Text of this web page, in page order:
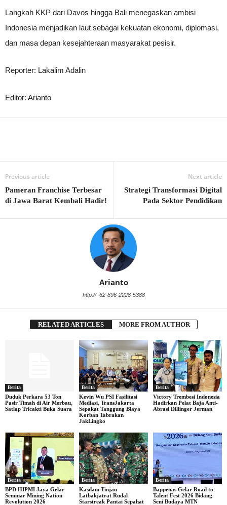
Langkah KKP dari Davos hingga Bali menegaskan ambisi
Indonesia menjadikan laut sebagai kekuatan ekonomi, diplomasi,
dan masa depan kesejahteraan masyarakat pesisir.
Reporter: Lakalim Adalin
Editor: Arianto
Previous article
Pameran Franchise Terbesar
di Jawa Barat Kembali Hadir!
Next article
Strategi Transformasi Digital
Pada Sektor Pendidikan
Arianto
http://+62-896-2228-5388
RELATED ARTICLES MORE FROM AUTHOR
Berita
Duduk Perkara 53 Ton
Pasir Timah di Air Merbau,
Satlap Tricakti Buka Suara
Berita
Kevin Wu PSI Fasilitasi
Mediasi, TransJakarta
Sepakat Tanggung Biaya
Korban Tabrakan
JakLingko
Berita
Victory Trembesi Indonesia
Hadirkan Pelat Baja Anti-
Abrasi Dillinger Jerman
Berita
BPD HIPMI Jaya Gelar
Seminar Mining Nation
Revolution 2026
Berita
Kasdam Tinjau
Latbakjatrat Rudal
Starstreak Pantai Sepahat
Berita
Bappenas Gelar Road to
Talent Fest 2026 Bidang
Seni Budaya MTN